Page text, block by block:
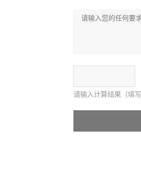
请输入计算结果（填